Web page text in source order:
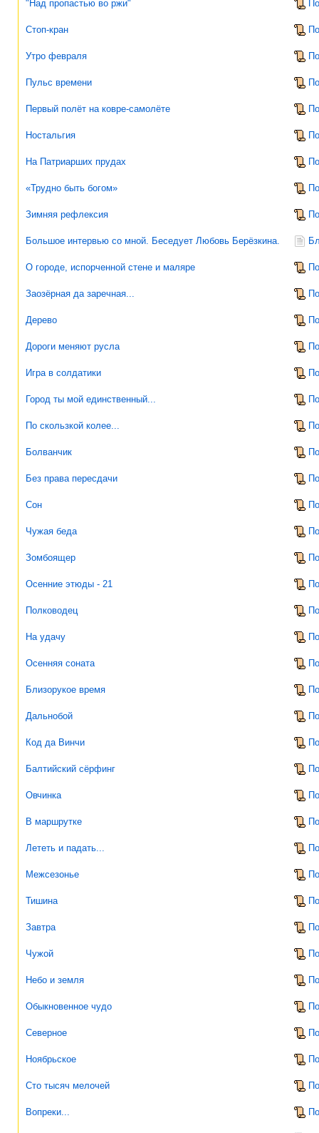
"Над пропастью во ржи"
Стоп-кран
Утро февраля
Пульс времени
Первый полёт на ковре-самолёте
Ностальгия
На Патриарших прудах
«Трудно быть богом»
Зимняя рефлексия
Большое интервью со мной. Беседует Любовь Берёзкина.
О городе, испорченной стене и маляре
Заозёрная да заречная...
Дерево
Дороги меняют русла
Игра в солдатики
Город ты мой единственный...
По скользкой колее...
Болванчик
Без права пересдачи
Сон
Чужая беда
Зомбоящер
Осенние этюды - 21
Полководец
На удачу
Осенняя соната
Близорукое время
Дальнобой
Код да Винчи
Балтийский сёрфинг
Овчинка
В маршрутке
Лететь и падать...
Межсезонье
Тишина
Завтра
Чужой
Небо и земля
Обыкновенное чудо
Северное
Ноябрьское
Сто тысяч мелочей
Вопреки...